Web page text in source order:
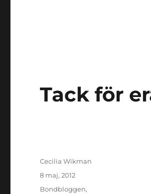
Tack för
Författare
Cecilia Wikman
Publicerat
8 maj, 2012
Kategorier
Bondbloggen,